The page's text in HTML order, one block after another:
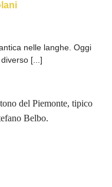
nelle langhe. Oggi
[...]